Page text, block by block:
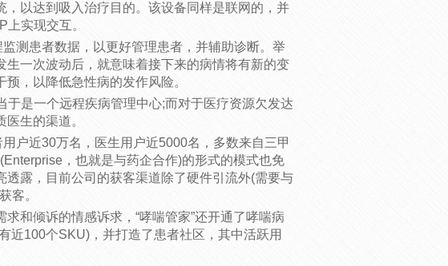
以达到吸入治疗目的。该设备同样是联网的，并
实现交互。
监测患者数据，以更好管理患者，并辅助诊断。举
一次波动后，就意味着接下来的病情将有新的变
，以降低急性病的发作风险。
于是一个远程疾病管理中心;而对于医疗资源欠发达
生的渠道。
户近30万名，医生用户近5000名，多数来自三甲
，也就是与药企合作)的形式的模式也免
露，目前公司的获客渠道除了硬件引流外(需要与
客。
和倾诉的情感诉求，“哮喘管家”还开通了哮喘病
近100个SKU)，并打造了患者社区，其中活跃用